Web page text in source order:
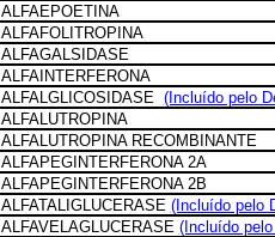
ALFAEPOETINA
ALFAFOLITROPINA
ALFAGALSIDASE
ALFAINTERFERONA
ALFALGLICOSIDASE (Incluído pelo
ALFALUTROPINA
ALFALUTROPINA RECOMBINANTE
ALFAPEGINTERFERONA 2A
ALFAPEGINTERFERONA 2B
ALFATALIGLUCERASE (Incluído pelo
ALFAVELAGLUCERASE (Incluído